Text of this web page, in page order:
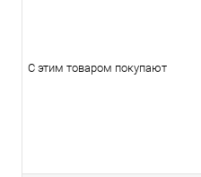
С этим товаром покупают